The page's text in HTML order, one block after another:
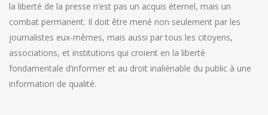
la liberté de la presse n’est pas un acquis éternel, mais un
combat permanent. Il doit être mené non seulement par les
journalistes eux-mêmes, mais aussi par tous les citoyens,
associations, et institutions qui croient en la liberté
fondamentale d’informer et au droit inaliénable du public à une
information de qualité.